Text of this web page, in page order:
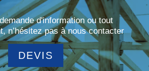
d'information ou tout
n’hésitez pas à nous contacter
DEVIS